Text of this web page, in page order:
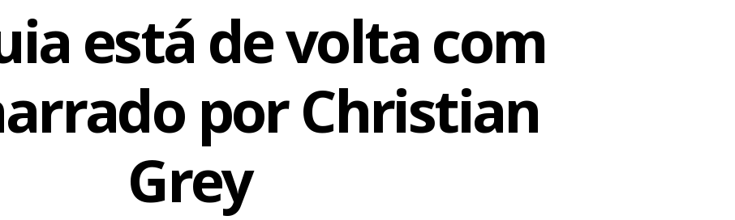
está de volta com
por Christian
Grey